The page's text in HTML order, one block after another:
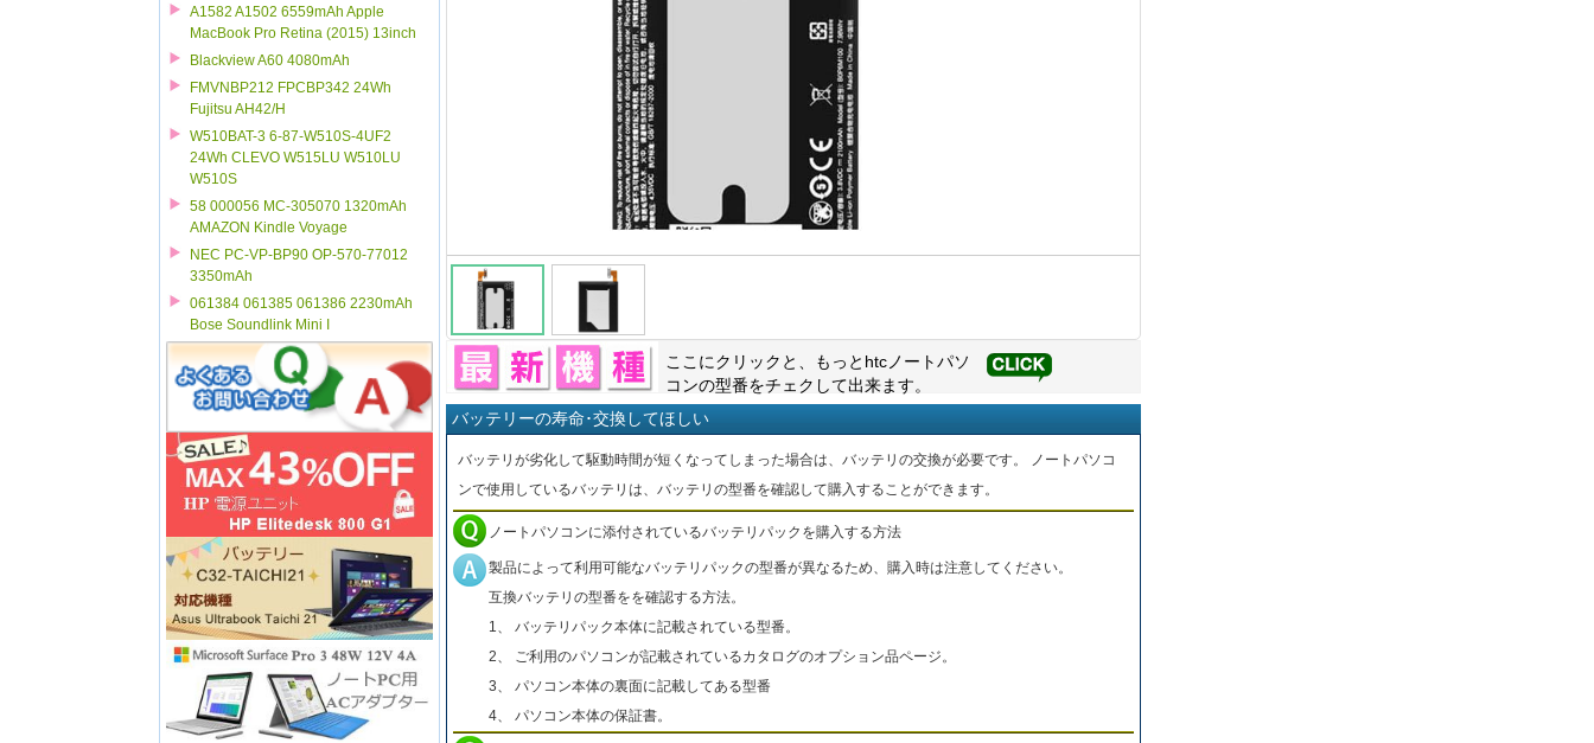
A1582 A1502 6559mAh Apple
MacBook Pro Retina (2015) 13inch
Blackview A60 4080mAh
FMVNBP212 FPCBP342 24Wh
Fujitsu AH42/H
W510BAT-3 6-87-W510S-4UF2
24Wh CLEVO W515LU W510LU
W510S
58 000056 MC-305070 1320mAh
AMAZON Kindle Voyage
NEC PC-VP-BP90 OP-570-77012
3350mAh
061384 061385 061386 2230mAh
Bose Soundlink Mini I
ここにクリックと、もっと htcノートパソ
コンの型番をチェクして出来ます。
バッテリーの寿命･交換してほしい
バッテリが劣化して駆動時間が短くなってしまった場合は、バッテリの交換が必要です。 ノートパソコ
ンで使用しているバッテリは、バッテリの型番を確認して購入することができます。
ノートパソコンに添付されているバッテリパックを購入する方法
製品によって利用可能なバッテリパックの型番が異なるため、購入時は注意してください。
互換バッテリの型番をを確認する方法。
1、 バッテリパック本体に記載されている型番。
2、 ご利用のパソコンが記載されているカタログのオプション品ページ。
3、 パソコン本体の裏面に記載してある型番
4、 パソコン本体の保証書。